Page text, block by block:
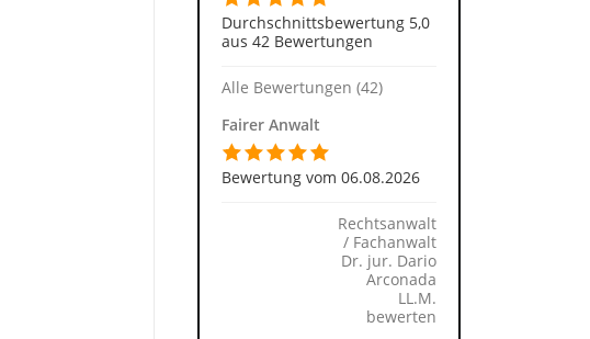
Durchschnittsbewertung 5,0
aus 42 Bewertungen
Alle Bewertungen (42)
Fairer Anwalt
Bewertung vom 06.08.2026
Rechtsanwalt
/ Fachanwalt
Dr. jur. Dario
Arconada
LL.M.
bewerten